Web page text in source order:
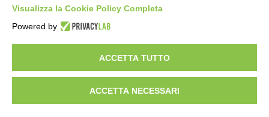
Codice Indice delle Pubbliche Amministrazioni (IPA): D0ZZDV0V
Codice unico di fatturazione (CUF): FJDH3Z
Copyright 2023 © ISTITUTO COMPRENSIVO "GUGLIELMO MARCONI" |
PEC: TOIC8CG002@pec.istruzione.it
Idea e progetto di Designers Italia
Visualizza la Cookie Policy Completa
Powered by
ACCETTA TUTTO
ACCETTA NECESSARI